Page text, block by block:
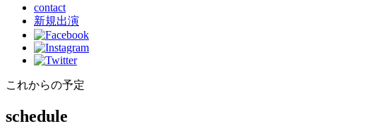
contact
新規出演
これからの予定
schedule